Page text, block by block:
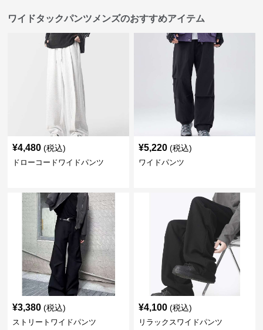
ワイドタックパンツメンズのおすすめアイテム
¥4,480 (税込)
ドローコードワイドパンツ
¥5,220 (税込)
ワイドパンツ
¥3,380 (税込)
ストリートワイドパンツ
¥4,100 (税込)
リラックスワイドパンツ